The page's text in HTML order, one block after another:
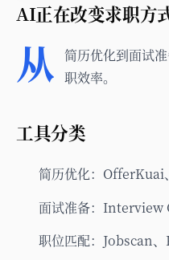
AI正在改变求职方
从 简历优化到面试
职效率。
工具分类
简历优化：
面试准备：Interview
职位匹配：Jobscan